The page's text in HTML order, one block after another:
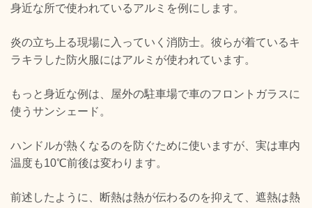
身近な所で使われているアルミを例にします。
炎の立ち上る現場に入っていく消防士。彼らが着ているキ
ラキラした防火服にはアルミが使われています。
もっと身近な例は、屋外の駐車場で車のフロントガラスに
使うサンシェード。
ハンドルが熱くなるのを防ぐために使いますが、実は車内
温度も10℃前後は変わります。
前述したように、断熱は熱が伝わるのを抑えて、遮熱は熱